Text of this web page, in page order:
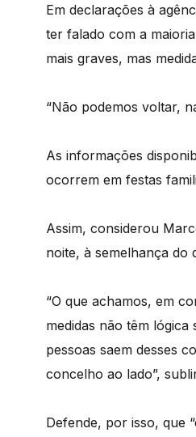
Em declarações à
ter falado com a
mais graves, mas
“Não podemos voltar,
As informações
ocorrem em festas
Assim, considerou
noite, à semelhança do
“O que achamos, em
medidas não têm
pessoas saem desses
concelho ao lado”,
Defende, por isso, que